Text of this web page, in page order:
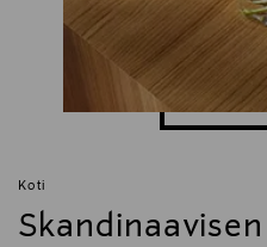
Valmistettu Liettuassa
10 vuoden takuu
Istumakorkeus 415-550 mm
Polyuretaanilla valettu
Verhoiltu kankaalla
Koti